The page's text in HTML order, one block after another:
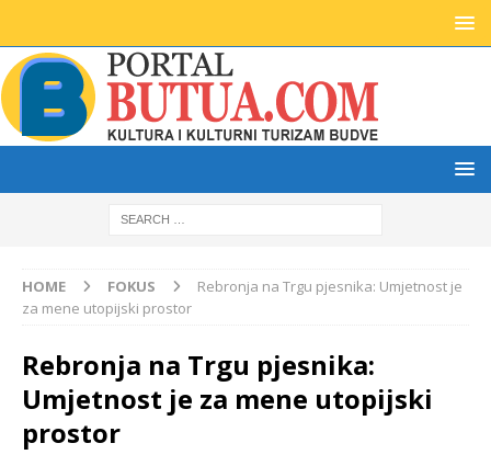
HOME FOKUS
Rebronja na Trgu pjesnika: Umjetnost je
za mene utopijski prostor
Rebronja na Trgu pjesnika:
Umjetnost je za mene utopijski
prostor